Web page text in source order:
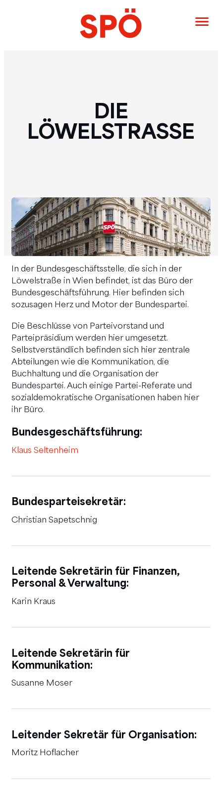
DIE
LÖWELSTRASSE
In der Bundesgeschäftsstelle, die sich in der
Löwelstraße in Wien befindet, ist das Büro der
Bundesgeschäftsführung. Hier befinden sich
sozusagen Herz und Motor der Bundespartei.
Die Beschlüsse von Parteivorstand und
Parteipräsidium werden hier umgesetzt.
Selbstverständlich befinden sich hier zentrale
Abteilungen wie die Kommunikation, die
Buchhaltung und die Organisation der
Bundespartei. Auch einige Partei-Referate und
sozialdemokratische Organisationen haben hier
ihr Büro.
Bundesgeschäftsführung:
Klaus Seltenheim
Bundesparteisekretär:
Christian Sapetschnig
Leitende Sekretärin für Finanzen,
Personal & Verwaltung:
Karin Kraus
Leitende Sekretärin für
Kommunikation:
Susanne Moser
Leitender Sekretär für Organisation:
Moritz Hoflacher